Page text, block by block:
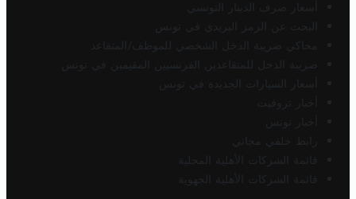
أسعار صرف الدينار التونسي
البحث عن الرمز البريدي في تونس
محاكي ضريبة الدخل الشخصي للموظف/المتقاعد
ضريبة الدخل للمتقاعدين الفرنسيين المقيمين في تونس
أسعار السيارات الجديدة في تونس
أخبار تروفيت
أخبار تونس
رابط خلفي مجاني
قائمة الشركات الأهلية المحلية
قائمة الشركات الأهلية الجهوية